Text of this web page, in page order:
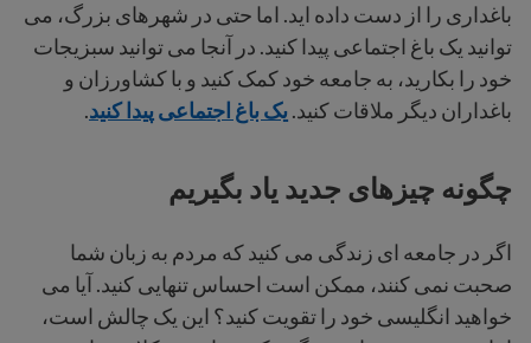
باغداری را از دست داده اید. اما حتی در شهرهای بزرگ، می
توانید یک باغ اجتماعی پیدا کنید. در آنجا می توانید سبزیجات
خود را بکارید، به جامعه خود کمک کنید و با کشاورزان و
باغداران دیگر ملاقات کنید. یک باغ اجتماعی پیدا کنید.
چگونه چیزهای جدید یاد بگیریم
اگر در جامعه ای زندگی می کنید که مردم به زبان شما
صحبت نمی کنند، ممکن است احساس تنهایی کنید. آیا می
خواهید انگلیسی خود را تقویت کنید؟ این یک چالش است،